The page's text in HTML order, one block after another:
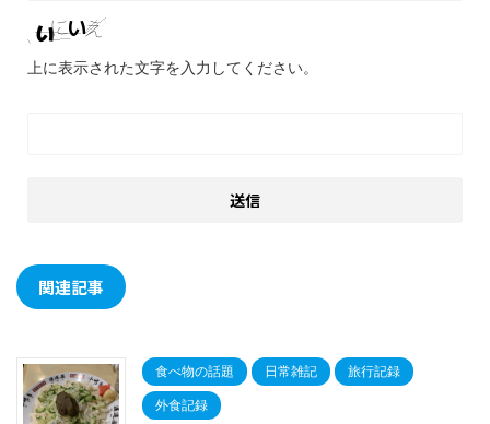
上に表示された文字を入力してください。
関連記事
食べ物の話題 日常雑記 旅行記録
外食記録